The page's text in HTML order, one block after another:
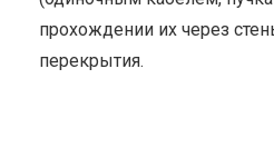
прохождении их через
перекрытия.